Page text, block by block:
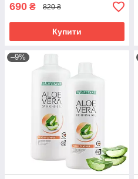
690 ₴ 820 ₴
Купити
–9%